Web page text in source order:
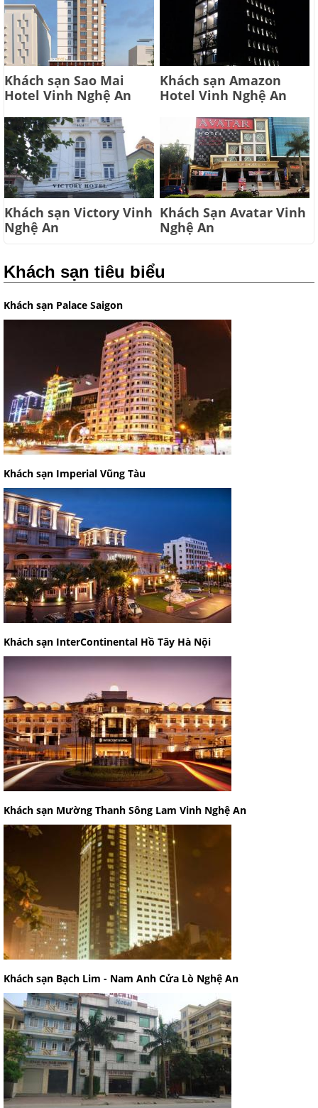
Khách sạn Sao Mai
Hotel Vinh Nghệ An
Khách sạn Amazon
Hotel Vinh Nghệ An
Khách sạn Victory Vinh
Nghệ An
Khách Sạn Avatar Vinh
Nghệ An
Khách sạn tiêu biểu
Khách sạn Palace Saigon
Khách sạn Imperial Vũng Tàu
Khách sạn InterContinental Hồ Tây Hà Nội
Khách sạn Mường Thanh Sông Lam Vinh Nghệ An
Khách sạn Bạch Lim - Nam Anh Cửa Lò Nghệ An